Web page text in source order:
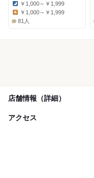
Dinner:
￥1,000～￥1,999
Lunch:
￥1,000～￥1,999
81人
店舗情報（詳細）
アクセス